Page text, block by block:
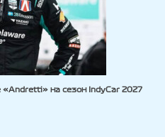
на сезон IndyCar 2027